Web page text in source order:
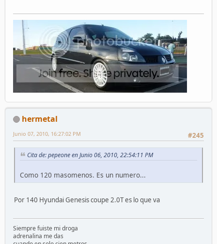
hermetal
#245
Junio 07, 2010, 16:27:02 PM
Cita de: pepeone en Junio 06, 2010, 22:54:11 PM
Como 120 masomenos. Es un numero...
Por 140 Hyundai Genesis coupe 2.0T es lo que va
Siempre fuiste mi droga
adrenalina me das